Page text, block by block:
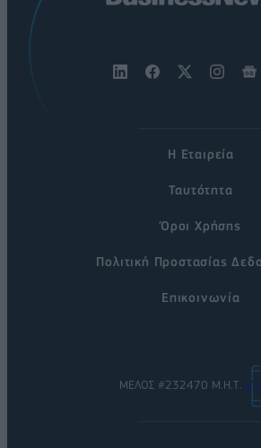
Η Εταιρεία
Ταυτότητα
Όροι Χρήσης
Πολιτική Προστασίας
Επικοινωνία
ΜΕΛΟΣ #232470 Μ.Η.Τ.